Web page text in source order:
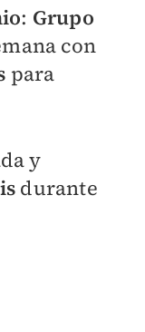
: Grupo
con
para
y
durante